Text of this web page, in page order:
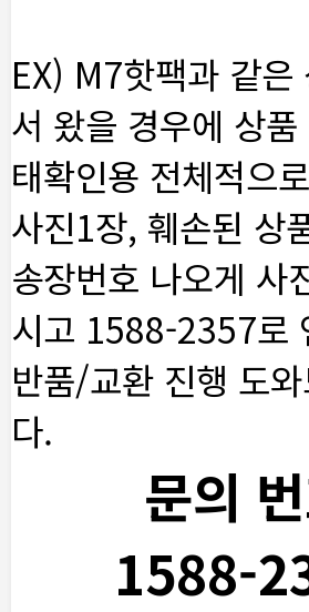
EX) M7핫팩과 같은
서 왔을 경우에 상
태확인용 전체적으
사진1장, 훼손된 상
송장번호 나오게 사
시고 1588-2357로
반품/교환 진행 도
다.
문의
1588-